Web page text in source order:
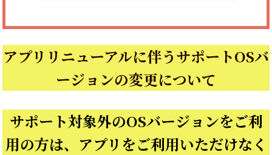
アプリリニューアルに伴うサポートOSバ
ージョンの変更について
サポート対象外のOSバージョンをご利
用の方は、アプリをご利用いただけなく